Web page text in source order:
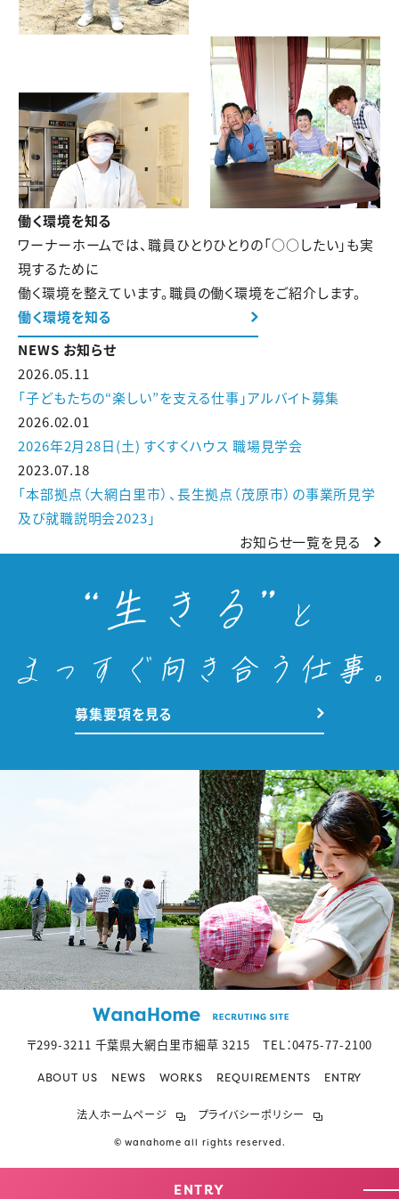
ENTRY
働く環境を知る
ワーナーホームでは、職員ひとりひとりの「○○したい」も実
現するために
働く環境を整えています。職員の働く環境をご紹介します。
働く環境を知る
NEWS お知らせ
2026.05.11
「子どもたちの“楽しい”を支える仕事」アルバイト募集
2026.02.01
2026年2月28日(土) すくすくハウス 職場見学会
2023.07.18
「本部拠点（大網白里市）、長生拠点（茂原市）の事業所見学
及び就職説明会2023」
お知らせ一覧を見る
募集要項を見る
〒299-3211 千葉県大網白里市細草 3215 TEL：0475-77-2100
ABOUT US NEWS WORKS REQUIREMENTS ENTRY
法人ホームページ プライバシーポリシー
© wanahome all rights reserved.